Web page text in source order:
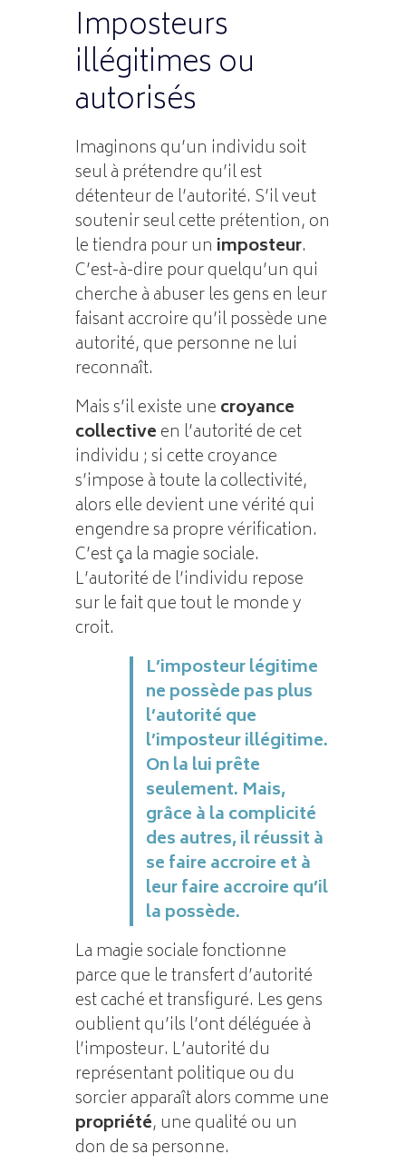
Imposteurs
illégitimes ou
autorisés
Imaginons qu’un individu soit
seul à prétendre qu’il est
détenteur de l’autorité. S’il veut
soutenir seul cette prétention, on
le tiendra pour un imposteur.
C’est-à-dire pour quelqu’un qui
cherche à abuser les gens en leur
faisant accroire qu’il possède une
autorité, que personne ne lui
reconnaît.
Mais s’il existe unecroyance
collectiveen l’autorité de cet
individu ; si cette croyance
s’impose à toute la collectivité,
alors elle devient une vérité qui
engendre sa propre vérification.
C’est ça la magie sociale.
L’autorité de l’individu repose
sur le fait que tout le monde y
croit.
L’imposteur légitime
ne possède pas plus
l’autorité que
l’imposteur illégitime.
On la lui prête
seulement. Mais,
grâce à la complicité
des autres, il réussit à
se faire accroire et à
leur faire accroire qu’il
la possède.
La magie sociale fonctionne
parce que le transfert d’autorité
est caché et transfiguré. Les gens
oublient qu’ils l’ont déléguée à
l’imposteur. L’autorité du
représentant politique ou du
sorcier apparaît alors comme une
propriété, une qualité ou un
don de sa personne.